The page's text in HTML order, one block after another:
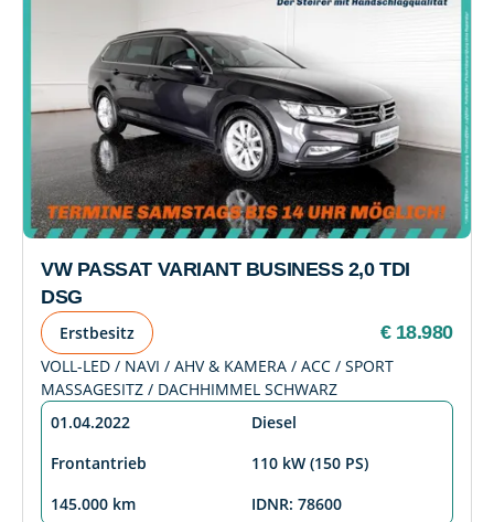
VW PASSAT VARIANT BUSINESS 2,0 TDI
DSG
Erstbesitz € 18.980
VOLL-LED / NAVI / AHV & KAMERA / ACC / SPORT
MASSAGESITZ / DACHHIMMEL SCHWARZ
01.04.2022
Diesel
Frontantrieb
110 kW (150 PS)
145.000 km
IDNR: 78600